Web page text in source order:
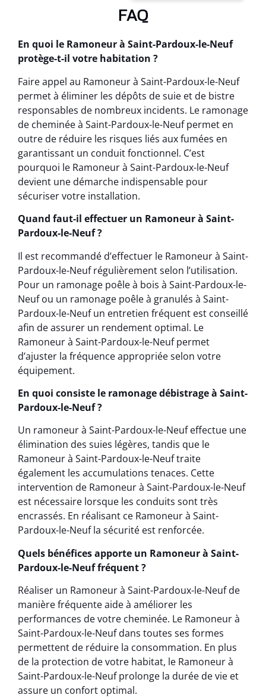
FAQ
En quoi le Ramoneur à Saint-Pardoux-le-Neuf
protège-t-il votre habitation ?
Faire appel au Ramoneur à Saint-Pardoux-le-Neuf
permet à éliminer les dépôts de suie et de bistre
responsables de nombreux incidents. Le ramonage
de cheminée à Saint-Pardoux-le-Neuf permet en
outre de réduire les risques liés aux fumées en
garantissant un conduit fonctionnel. C’est
pourquoi le Ramoneur à Saint-Pardoux-le-Neuf
devient une démarche indispensable pour
sécuriser votre installation.
Quand faut-il effectuer un Ramoneur à Saint-
Pardoux-le-Neuf ?
Il est recommandé d’effectuer le Ramoneur à Saint-
Pardoux-le-Neuf régulièrement selon l’utilisation.
Pour un ramonage poêle à bois à Saint-Pardoux-le-
Neuf ou un ramonage poêle à granulés à Saint-
Pardoux-le-Neuf un entretien fréquent est conseillé
afin de assurer un rendement optimal. Le
Ramoneur à Saint-Pardoux-le-Neuf permet
d’ajuster la fréquence appropriée selon votre
équipement.
En quoi consiste le ramonage débistrage à Saint-
Pardoux-le-Neuf ?
Un ramoneur à Saint-Pardoux-le-Neuf effectue une
élimination des suies légères, tandis que le
Ramoneur à Saint-Pardoux-le-Neuf traite
également les accumulations tenaces. Cette
intervention de Ramoneur à Saint-Pardoux-le-Neuf
est nécessaire lorsque les conduits sont très
encrassés. En réalisant ce Ramoneur à Saint-
Pardoux-le-Neuf la sécurité est renforcée.
Quels bénéfices apporte un Ramoneur à Saint-
Pardoux-le-Neuf fréquent ?
Réaliser un Ramoneur à Saint-Pardoux-le-Neuf de
manière fréquente aide à améliorer les
performances de votre cheminée. Le Ramoneur à
Saint-Pardoux-le-Neuf dans toutes ses formes
permettent de réduire la consommation. En plus
de la protection de votre habitat, le Ramoneur à
Saint-Pardoux-le-Neuf prolonge la durée de vie et
assure un confort optimal.